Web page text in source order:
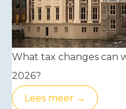
What tax changes can
2026?
Lees meer →